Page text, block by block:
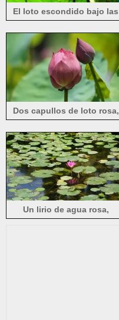
El loto escondido bajo las
color rosa claro.
Dos capullos de loto rosa,
Un lirio de agua rosa,